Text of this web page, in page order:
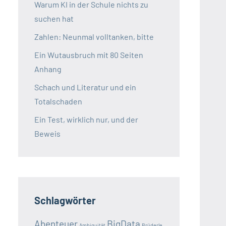
Warum KI in der Schule nichts zu
suchen hat
Zahlen: Neunmal volltanken, bitte
Ein Wutausbruch mit 80 Seiten
Anhang
Schach und Literatur und ein
Totalschaden
Ein Test, wirklich nur, und der
Beweis
Schlagwörter